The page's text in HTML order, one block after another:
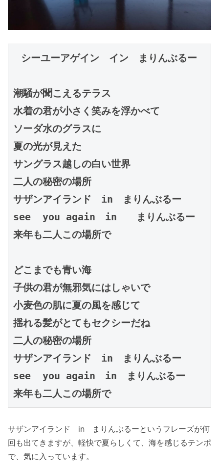
シーユーアゲイン　イン　まりんぶるー
潮騒が聞こえるテラス
水着の君が小さく笑みを浮かべて
ソーダ水のグラスに
夏の光が見えた
サングラス越しの白い世界
二人の秘密の場所
see
  you again
in
まりんぶるー
来年も二人この場所で
どこまでも青い海
子供の君が無邪気にはしゃいで
小麦色の肌に夏の風を感じて
揺れる髪がとてもセクシーだね
二人の秘密の場所
see
  you again
in まりんぶるー
来年も二人この場所で
サザンアイランド in まりんぶるーというフレーズが何
回も出てきますが、軽快で夏らしくて、海を感じるテンポ
で、気に入っています。